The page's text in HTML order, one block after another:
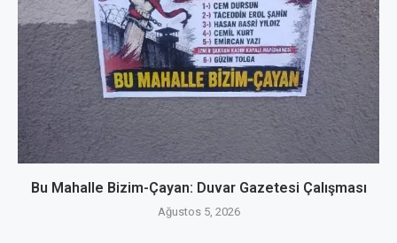
Bu Mahalle Bizim-Çayan: Duvar Gazetesi Çalışması
Ağustos 5, 2026